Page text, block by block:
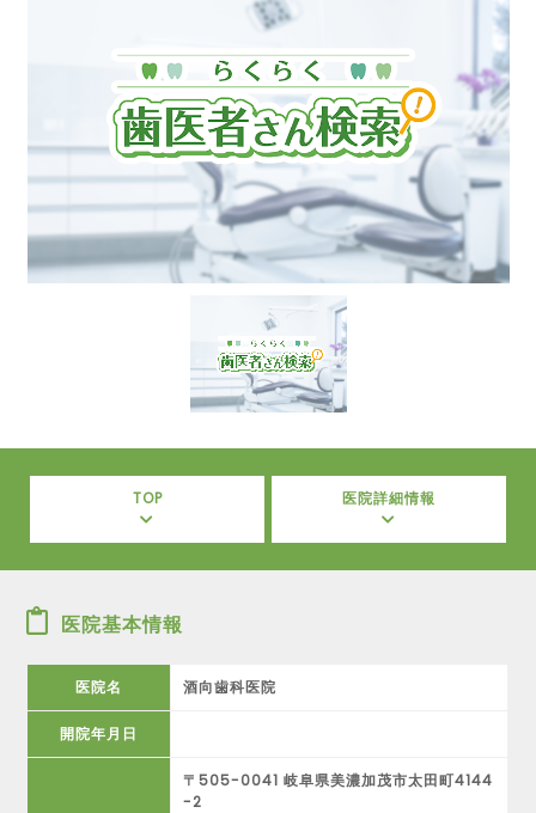
TOP 医院詳細情報
医院基本情報
医院名 酒向歯科医院
開院年月日
〒505-0041 岐阜県美濃加茂市太田町4144
-2